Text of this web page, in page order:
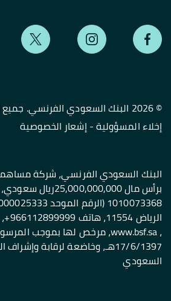
©2026 البنك السعودي الفرنسي. جميع الحقوق محفوظة.
إخلاء المسؤولية-إشعار الخصوصية
البنك السعودي الفرنسي، شركة
برأس مال
17/6/1397هـ، وخاضعة لرقابة
السعودي